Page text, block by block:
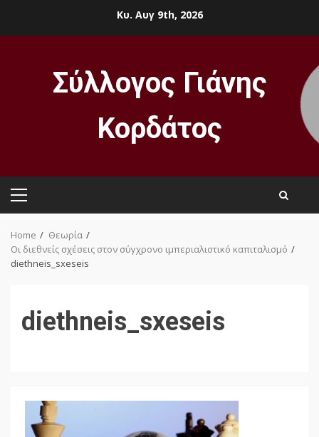
Κυ. Αυγ 9th, 2026
Σύλλογος Γιάνης
Κορδάτος
Primary
Home
Θεωρία
Οι διεθνείς σχέσεις στον σύγχρονο ιμπεριαλιστικό καπιταλισμό
diethneis_sxeseis
diethneis_sxeseis